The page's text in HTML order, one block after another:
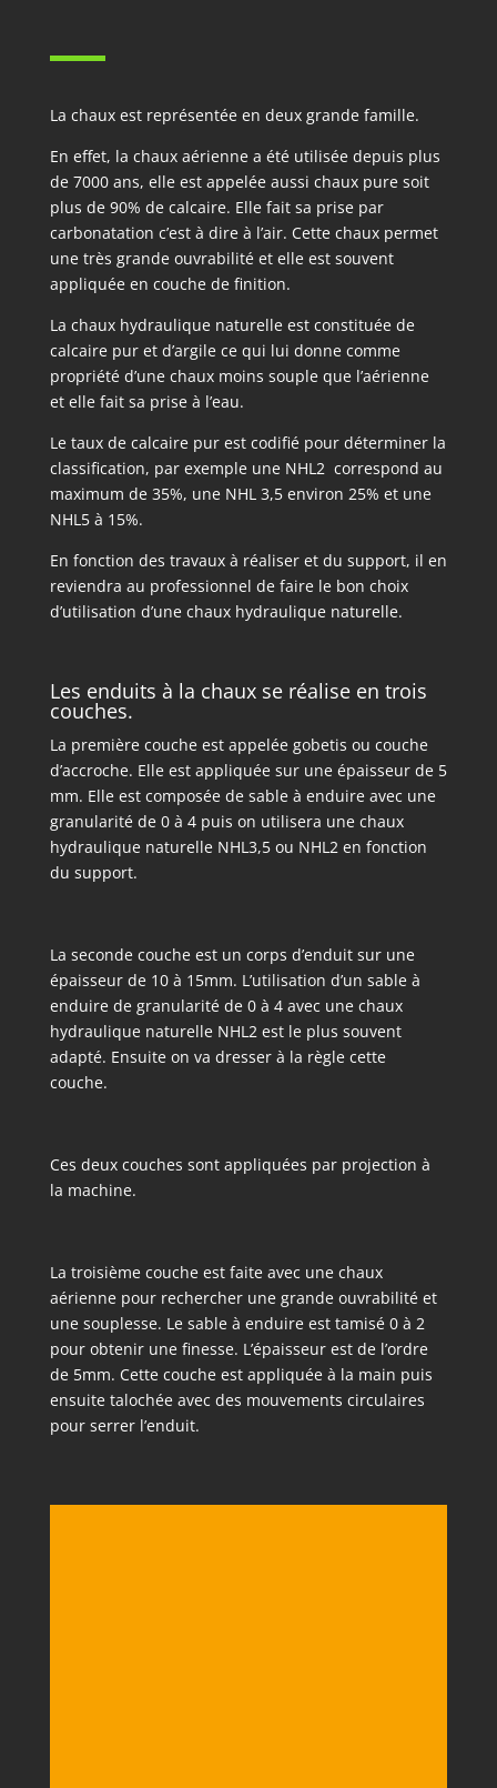
La chaux est représentée en deux grande famille.
En effet, la chaux aérienne a été utilisée depuis plus
de 7000 ans, elle est appelée aussi chaux pure soit
plus de 90% de calcaire. Elle fait sa prise par
carbonatation c’est à dire à l’air. Cette chaux permet
une très grande ouvrabilité et elle est souvent
appliquée en couche de finition.
La chaux hydraulique naturelle est constituée de
calcaire pur et d’argile ce qui lui donne comme
propriété d’une chaux moins souple que l’aérienne
et elle fait sa prise à l’eau.
Le taux de calcaire pur est codifié pour déterminer la
classification, par exemple une NHL2 correspond au
maximum de 35%, une NHL 3,5 environ 25% et une
NHL5 à 15%.
En fonction des travaux à réaliser et du support, il en
reviendra au professionnel de faire le bon choix
d’utilisation d’une chaux hydraulique naturelle.
Les enduits à la chaux se réalise en trois
couches.
La première couche est appelée gobetis ou couche
d’accroche. Elle est appliquée sur une épaisseur de 5
mm. Elle est composée de sable à enduire avec une
granularité de 0 à 4 puis on utilisera une chaux
hydraulique naturelle NHL3,5 ou NHL2 en fonction
du support.
La seconde couche est un corps d’enduit sur une
épaisseur de 10 à 15mm. L’utilisation d’un sable à
enduire de granularité de 0 à 4 avec une chaux
hydraulique naturelle NHL2 est le plus souvent
adapté. Ensuite on va dresser à la règle cette
couche.
Ces deux couches sont appliquées par projection à
la machine.
La troisième couche est faite avec une chaux
aérienne pour rechercher une grande ouvrabilité et
une souplesse. Le sable à enduire est tamisé 0 à 2
pour obtenir une finesse. L’épaisseur est de l’ordre
de 5mm. Cette couche est appliquée à la main puis
ensuite talochée avec des mouvements circulaires
pour serrer l’enduit.